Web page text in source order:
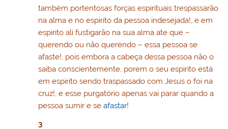
também portentosas forças espirituais trespassarão
na alma e no espirito da pessoa indesejada!, e em
espirito ali fustigarão na sua alma ate que –
querendo ou não querendo – essa pessoa se
afaste!, pois embora a cabeça dessa pessoa não o
saiba conscientemente, porem o seu espirito está
em espirito sendo traspassado com Jesus o foi na
cruz!, e esse purgatório apenas vai parar quando a
pessoa sumir e seafastar!
3